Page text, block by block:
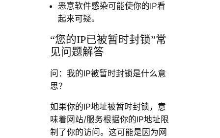
恶意软件感染可能使你的IP看
起来可疑。
“您的IP已被暂时封锁”常
见问题解答
问：我的IP被暂时封锁是什么意
思？
如果你的IP地址被暂时封锁，意
味着网站/服务根据你的IP地址限
制了你的访问。这可能是因为网